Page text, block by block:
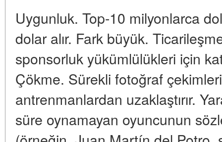
Uygunluk. Top-10 milyonlarca
dolar alır. Fark büyük.
sponsorluk yükümlülükleri için
Çökme. Sürekli fotoğraf
antrenmanlardan uzaklaştırır.
süre oynamayan oyuncunun